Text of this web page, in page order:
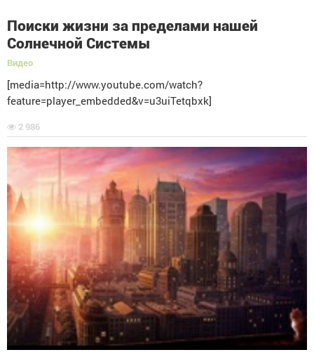
Поиски жизни за пределами нашей
Солнечной Системы
Видео
[media=http://www.youtube.com/watch?
feature=player_embedded&v=u3uiTetqbxk]
2 986